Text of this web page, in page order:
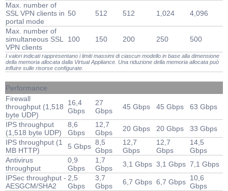
Max. number of
SSL VPN clients in
portal mode
50 512 512 1,024 4,096
Max. number of
simultaneous SSL
VPN clients
100 150 200 250 500
I valori indicati rappresentano i limiti massimi di ciascun modello in base alla dimensione
della memoria allocata dalla Virtual Appliance. Una riduzione della memoria allocata può
influire sulle risorse configurate.
Performance
Firewall
throughput (1,518
byte UDP)
16,4
Gbps
27
Gbps
45 Gbps 45 Gbps 63 Gbps
IPS throughput
(1,518 byte UDP)
8,6
Gbps
12,7
Gbps
20 Gbps 20 Gbps
33 Gbps
IPS throughput (1
MB HTTP)
5 Gbps 8,5
Gbps
12,7
Gbps
12,7
Gbps
14,5
Gbps
Antivirus
throughput
0,9
Gbps
1,7
Gbps
3,1 Gbps 3,1 Gbps 7,1 Gbps
IPSec throughput -
AESGCM/SHA2
2,5
Gbps
3,7
Gbps
6,7 Gbps 6,7 Gbps 10,6
Gbps